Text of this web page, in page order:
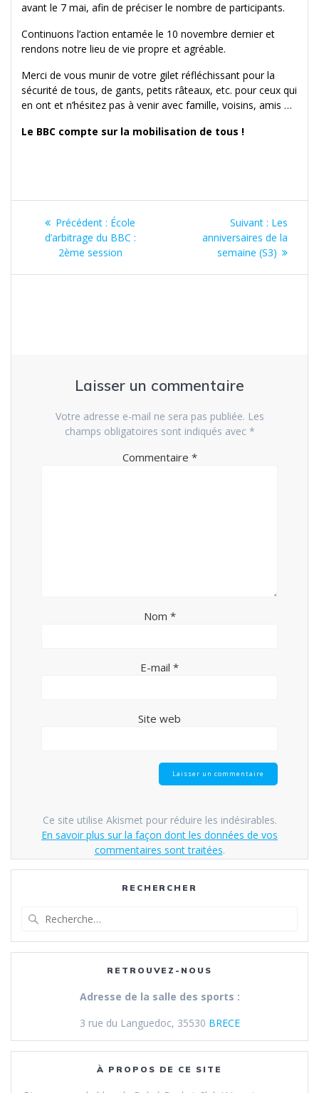
avant le 7 mai, afin de préciser le nombre de participants.
Continuons l’action entamée le 10 novembre dernier et
rendons notre lieu de vie propre et agréable.
Merci de vous munir de votre gilet réfléchissant pour la
sécurité de tous, de gants, petits râteaux, etc. pour ceux qui
en ont et n’hésitez pas à venir avec famille, voisins, amis …
Le BBC compte sur la mobilisation de tous !
Navigation
l’article
Précédent : Article
précédent
:
École
d’arbitrage du BBC :
2ème session
Suivant : Article
suivant
:
Les
anniversaires de la
semaine (S3)
Laisser un commentaire
Votre adresse e-mail ne sera pas publiée. Les
champs obligatoires sont indiqués avec *
Commentaire *
Nom *
E-mail *
Site web
Ce site utilise Akismet pour réduire les indésirables.
En savoir plus sur la façon dont les données de vos
commentaires sont traitées.
RECHERCHER
:
RETROUVEZ-NOUS
Adresse de la salle des sports :
3 rue du Languedoc, 35530 BRECE
À PROPOS DE CE SITE